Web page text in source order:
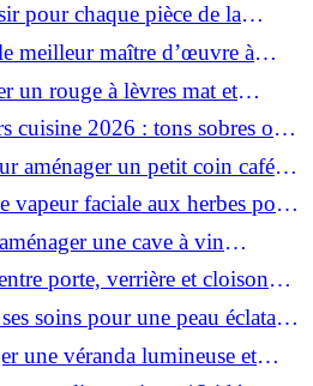
pour chaque pièce de la
meilleur maître d’œuvre à
un rouge à lèvres mat et
?
cuisine 2026 : tons sobres ou
aménager un petit coin café
vapeur faciale aux herbes pour
et rajeunie ?une cave à vin
porte, verrière et cloison
vos pièces ?
soins pour une peau éclatante
une véranda lumineuse et